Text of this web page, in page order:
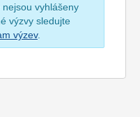
vyhlášeny
výzvy sledujte
výzev.